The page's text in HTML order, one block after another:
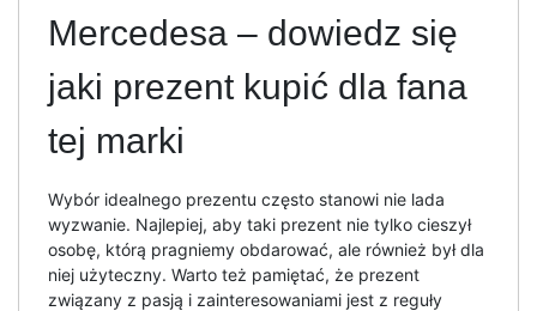
Mercedesa – dowiedz się
jaki prezent kupić dla fana
tej marki
Wybór idealnego prezentu często stanowi nie lada
wyzwanie. Najlepiej, aby taki prezent nie tylko cieszył
osobę, którą pragniemy obdarować, ale również był dla
niej użyteczny. Warto też pamiętać, że prezent
związany z pasją i zainteresowaniami jest z reguły